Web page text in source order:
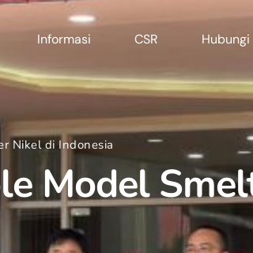
Informasi CSR Hubungi
Nikel di Indonesia
Model